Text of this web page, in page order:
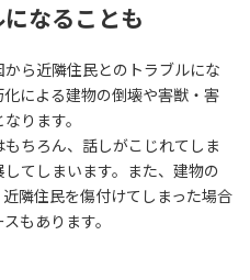
なることも
ら近隣住民とのトラブルにな
による建物の倒壊や害獣・害
ります。
ちろん、話しがこじれてしま
てしまいます。また、建物の
隣住民を傷付けてしまった場合
もあります。